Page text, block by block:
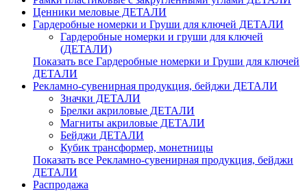
Ценники меловые ДЕТАЛИ
Гардеробные номерки и Груши для ключей ДЕТАЛИ
Гардеробные номерки и груши для ключей
(ДЕТАЛИ)
Показать все Гардеробные номерки и Груши для ключей
ДЕТАЛИ
Рекламно-сувенирная продукция, бейджи ДЕТАЛИ
Значки ДЕТАЛИ
Брелки акриловые ДЕТАЛИ
Магниты акриловые ДЕТАЛИ
Бейджи ДЕТАЛИ
Кубик трансформер, монетницы
Показать все Рекламно-сувенирная продукция, бейджи
ДЕТАЛИ
Распродажа